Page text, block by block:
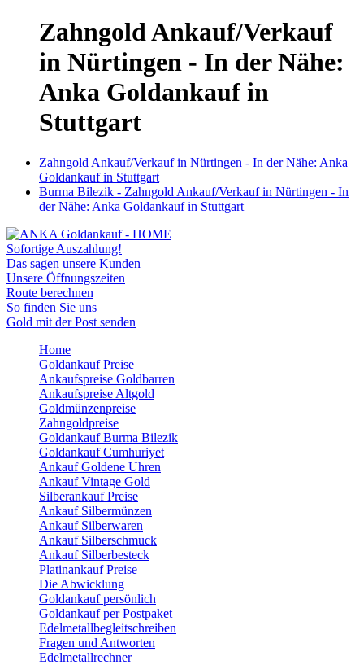
Zahngold Ankauf/Verkauf
in Nürtingen - In der Nähe:
Anka Goldankauf in
Stuttgart
Zahngold Ankauf/Verkauf in Nürtingen - In der Nähe: Anka
Goldankauf in Stuttgart
Burma Bilezik - Zahngold Ankauf/Verkauf in Nürtingen - In
der Nähe: Anka Goldankauf in Stuttgart
Sofortige Auszahlung!
Das sagen unsere Kunden
Unsere Öffnungszeiten
Route berechnen
So finden Sie uns
Gold mit der Post senden
Home
Goldankauf Preise
Ankaufspreise Goldbarren
Ankaufspreise Altgold
Goldmünzenpreise
Zahngoldpreise
Goldankauf Burma Bilezik
Goldankauf Cumhuriyet
Ankauf Goldene Uhren
Ankauf Vintage Gold
Silberankauf Preise
Ankauf Silbermünzen
Ankauf Silberwaren
Ankauf Silberschmuck
Ankauf Silberbesteck
Platinankauf Preise
Die Abwicklung
Goldankauf persönlich
Goldankauf per Postpaket
Edelmetallbegleitschreiben
Fragen und Antworten
Edelmetallrechner